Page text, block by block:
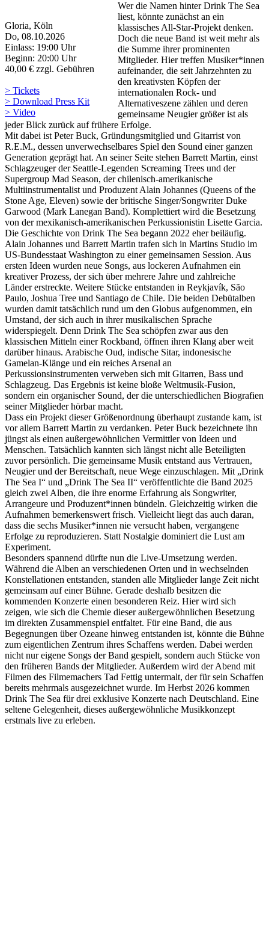
Gloria, Köln
Do, 08.10.2026
Einlass: 19:00 Uhr
Beginn: 20:00 Uhr
40,00 € zzgl. Gebühren
> Tickets
> Download Press Kit
> Video
Wer die Namen hinter Drink The Sea
liest, könnte zunächst an ein
klassisches All-Star-Projekt denken.
Doch die neue Band ist weit mehr als
die Summe ihrer prominenten
Mitglieder. Hier treffen Musiker*innen
aufeinander, die seit Jahrzehnten zu
den kreativsten Köpfen der
internationalen Rock- und
Alternativeszene zählen und deren
gemeinsame Neugier größer ist als
jeder Blick zurück auf frühere Erfolge.
Mit dabei ist Peter Buck, Gründungsmitglied und Gitarrist von
R.E.M., dessen unverwechselbares Spiel den Sound einer ganzen
Generation geprägt hat. An seiner Seite stehen Barrett Martin, einst
Schlagzeuger der Seattle-Legenden Screaming Trees und der
Supergroup Mad Season, der chilenisch-amerikanische
Multiinstrumentalist und Produzent Alain Johannes (Queens of the
Stone Age, Eleven) sowie der britische Singer/Songwriter Duke
Garwood (Mark Lanegan Band). Komplettiert wird die Besetzung
von der mexikanisch-amerikanischen Perkussionistin Lisette Garcia.
Die Geschichte von Drink The Sea begann 2022 eher beiläufig.
Alain Johannes und Barrett Martin trafen sich in Martins Studio im
US-Bundesstaat Washington zu einer gemeinsamen Session. Aus
ersten Ideen wurden neue Songs, aus lockeren Aufnahmen ein
kreativer Prozess, der sich über mehrere Jahre und zahlreiche
Länder erstreckte. Weitere Stücke entstanden in Reykjavík, São
Paulo, Joshua Tree und Santiago de Chile. Die beiden Debütalben
wurden damit tatsächlich rund um den Globus aufgenommen, ein
Umstand, der sich auch in ihrer musikalischen Sprache
widerspiegelt. Denn Drink The Sea schöpfen zwar aus den
klassischen Mitteln einer Rockband, öffnen ihren Klang aber weit
darüber hinaus. Arabische Oud, indische Sitar, indonesische
Gamelan-Klänge und ein reiches Arsenal an
Perkussionsinstrumenten verweben sich mit Gitarren, Bass und
Schlagzeug. Das Ergebnis ist keine bloße Weltmusik-Fusion,
sondern ein organischer Sound, der die unterschiedlichen Biografien
seiner Mitglieder hörbar macht.
Dass ein Projekt dieser Größenordnung überhaupt zustande kam, ist
vor allem Barrett Martin zu verdanken. Peter Buck bezeichnete ihn
jüngst als einen außergewöhnlichen Vermittler von Ideen und
Menschen. Tatsächlich kannten sich längst nicht alle Beteiligten
zuvor persönlich. Die gemeinsame Musik entstand aus Vertrauen,
Neugier und der Bereitschaft, neue Wege einzuschlagen. Mit „Drink
The Sea I“ und „Drink The Sea II“ veröffentlichte die Band 2025
gleich zwei Alben, die ihre enorme Erfahrung als Songwriter,
Arrangeure und Produzent*innen bündeln. Gleichzeitig wirken die
Aufnahmen bemerkenswert frisch. Vielleicht liegt das auch daran,
dass die sechs Musiker*innen nie versucht haben, vergangene
Erfolge zu reproduzieren. Statt Nostalgie dominiert die Lust am
Experiment.
Besonders spannend dürfte nun die Live-Umsetzung werden.
Während die Alben an verschiedenen Orten und in wechselnden
Konstellationen entstanden, standen alle Mitglieder lange Zeit nicht
gemeinsam auf einer Bühne. Gerade deshalb besitzen die
kommenden Konzerte einen besonderen Reiz. Hier wird sich
zeigen, wie sich die Chemie dieser außergewöhnlichen Besetzung
im direkten Zusammenspiel entfaltet. Für eine Band, die aus
Begegnungen über Ozeane hinweg entstanden ist, könnte die Bühne
zum eigentlichen Zentrum ihres Schaffens werden. Dabei werden
nicht nur eigene Songs der Band gespielt, sondern auch Stücke von
den früheren Bands der Mitglieder. Außerdem wird der Abend mit
Filmen des Filmemachers Tad Fettig untermalt, der für sein Schaffen
bereits mehrmals ausgezeichnet wurde. Im Herbst 2026 kommen
Drink The Sea für drei exklusive Konzerte nach Deutschland. Eine
seltene Gelegenheit, dieses außergewöhnliche Musikkonzept
erstmals live zu erleben.